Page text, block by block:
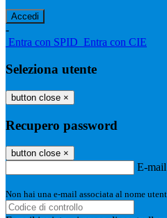
-
Entra con SPID Entra con CIE
Seleziona utente
button close ×
Recupero password
button close ×
E-mail
Non hai una e-mail associata al nome